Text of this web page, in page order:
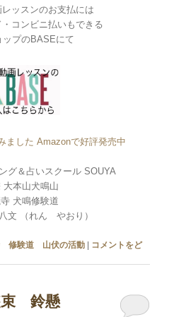
ッスンのお支払には
コンビニ払いもできる
ップのBASEにて
ました Amazonで好評発売中
グ＆占いスクール SOUYA
大本山犬鳴山
犬鳴修験道
文 （れん やおり）
修験道 山伏の活動 | コメントをど
束 鈴懸